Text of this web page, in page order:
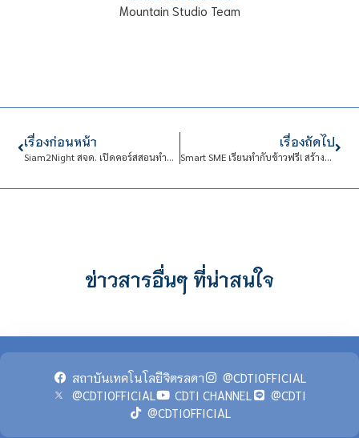
Mountain Studio Team
เรื่องก่อนหน้า
Siam2Night สจด. เปิดคอร์สสอนทำอาหารไทย เรียนฟรีผ่านไลฟ์
เรื่องถัดไป
Smart SME เรียนทำกับข้าวฟรี! สร้างอาชีพได้
ข่าวสารอื่นๆ ที่น่าสนใจ
สถาบันเทคโนโลยีจิตรลดา
@CDTIOFFICIAL
@CDTIOFFICIAL
CDTI CHANNEL
@CDTI
@CDTIOFFICIAL